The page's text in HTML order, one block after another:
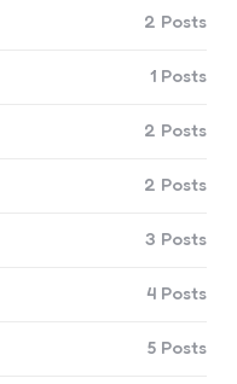
2 Posts
1 Posts
2 Posts
2 Posts
3 Posts
4 Posts
5 Posts